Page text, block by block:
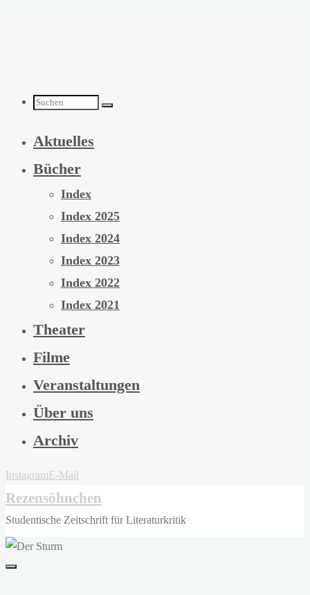
Suchen
nach:
Aktuelles
Bücher
Index
Index 2025
Index 2024
Index 2023
Index 2022
Index 2021
Theater
Filme
Veranstaltungen
Über uns
Archiv
InstagramE-Mail
Rezensöhnchen
Studentische Zeitschrift für Literaturkritik